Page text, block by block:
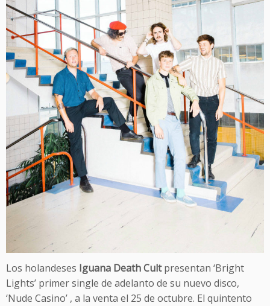
Los holandeses Iguana Death Cultpresentan ‘Bright
Lights’ primer single de adelanto de su nuevo disco,
‘Nude Casino’ , a la venta el 25 de octubre. El quintento